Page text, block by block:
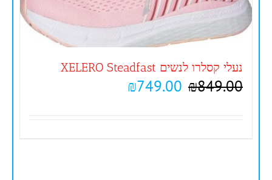
נעלי קסלרו לנשים XELERO Steadfast
₪849.00
₪749.00